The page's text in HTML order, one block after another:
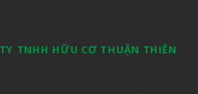
TNHH HỮU CƠ THUẬN THIÊN